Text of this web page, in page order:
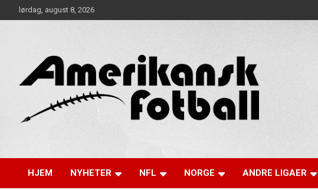
to
lørdag, august 8, 2026
HJEM NYHETER NFL NORGE ANDRE LIGAER